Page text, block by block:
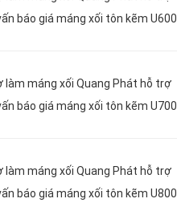
báo giá máng xối tôn kẽm U600
làm máng xối Quang Phát hỗ trợ
báo giá máng xối tôn kẽm U700
làm máng xối Quang Phát hỗ trợ
báo giá máng xối tôn kẽm U800